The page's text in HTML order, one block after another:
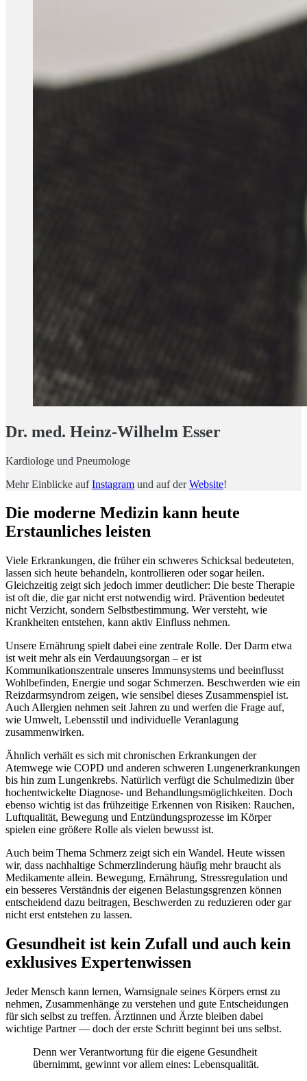
Dr. med. Heinz-Wilhelm Esser
Kardiologe und Pneumologe
Mehr Einblicke aufInstagram und auf derWebsite!
Die moderne Medizin kann heute
Erstaunliches leisten
Viele Erkrankungen, die früher ein schweres Schicksal bedeuteten,
lassen sich heute behandeln, kontrollieren oder sogar heilen.
Gleichzeitig zeigt sich jedoch immer deutlicher: Die beste Therapie
ist oft die, die gar nicht erst notwendig wird. Prävention bedeutet
nicht Verzicht, sondern Selbstbestimmung. Wer versteht, wie
Krankheiten entstehen, kann aktiv Einfluss nehmen.
Unsere Ernährung spielt dabei eine zentrale Rolle. Der Darm etwa
ist weit mehr als ein Verdauungsorgan – er ist
Kommunikationszentrale unseres Immunsystems und beeinflusst
Wohlbefinden, Energie und sogar Schmerzen. Beschwerden wie ein
Reizdarmsyndrom zeigen, wie sensibel dieses Zusammenspiel ist.
Auch Allergien nehmen seit Jahren zu und werfen die Frage auf,
wie Umwelt, Lebensstil und individuelle Veranlagung
zusammenwirken.
Ähnlich verhält es sich mit chronischen Erkrankungen der
Atemwege wie COPD und anderen schweren Lungenerkrankungen
bis hin zum Lungenkrebs. Natürlich verfügt die Schulmedizin über
hochentwickelte Diagnose- und Behandlungsmöglichkeiten. Doch
ebenso wichtig ist das frühzeitige Erkennen von Risiken: Rauchen,
Luftqualität, Bewegung und Entzündungsprozesse im Körper
spielen eine größere Rolle als vielen bewusst ist.
Auch beim Thema Schmerz zeigt sich ein Wandel. Heute wissen
wir, dass nachhaltige Schmerzlinderung häufig mehr braucht als
Medikamente allein. Bewegung, Ernährung, Stressregulation und
ein besseres Verständnis der eigenen Belastungsgrenzen können
entscheidend dazu beitragen, Beschwerden zu reduzieren oder gar
nicht erst entstehen zu lassen.
Gesundheit ist kein Zufall und auch kein
exklusives Expertenwissen
Jeder Mensch kann lernen, Warnsignale seines Körpers ernst zu
nehmen, Zusammenhänge zu verstehen und gute Entscheidungen
für sich selbst zu treffen. Ärztinnen und Ärzte bleiben dabei
wichtige Partner — doch der erste Schritt beginnt bei uns selbst.
Denn wer Verantwortung für die eigene Gesundheit
übernimmt, gewinnt vor allem eines: Lebensqualität.